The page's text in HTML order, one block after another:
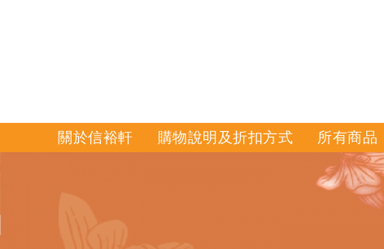
關於信裕軒 購物說明及折扣方式 所有商品